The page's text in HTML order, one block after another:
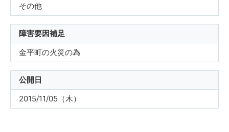
その他
障害要因補足
金平町の火災の為
公開日
2015/11/05（木）